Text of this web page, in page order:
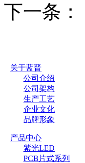
下一条：
关于蓝晋
公司介绍
公司架构
生产工艺
企业文化
品牌形象
产品中心
紫光LED
PCB片式系列